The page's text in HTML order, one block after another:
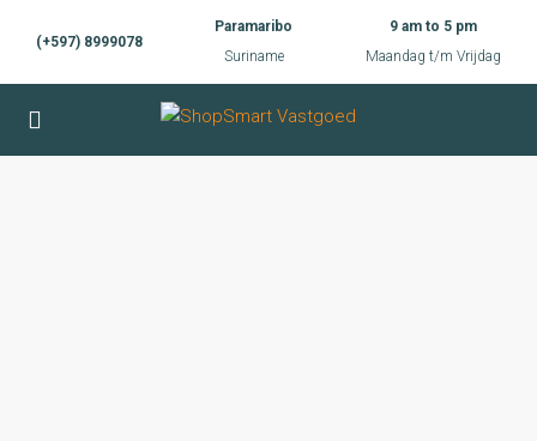
(+597) 8999078
Paramaribo
Suriname
9 am to 5 pm
Maandag t/m Vrijdag